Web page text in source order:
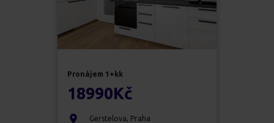
Pronájem 1+kk
18990Kč
Gerstelova, Praha